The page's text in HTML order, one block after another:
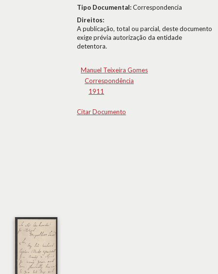
Tipo Documental:Correspondencia
Direitos:
A publicação, total ou parcial, deste documento
exige prévia autorização da entidade
detentora.
Manuel Teixeira Gomes
Correspondência
1911
Citar Documento